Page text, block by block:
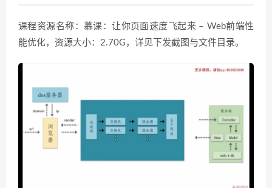
课程资源名称：慕课：让你页面速度飞起来 – Web前端性
能优化，资源大小：2.70G，详见下发截图与文件目录。